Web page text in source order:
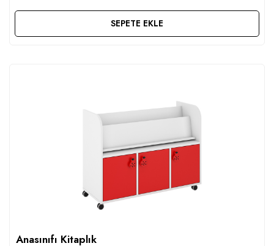
SEPETE EKLE
Anasınıfı Kitaplık